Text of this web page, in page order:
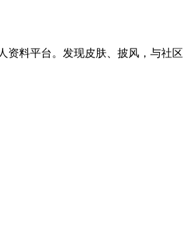
资料平台。发现皮肤、披风，与社区